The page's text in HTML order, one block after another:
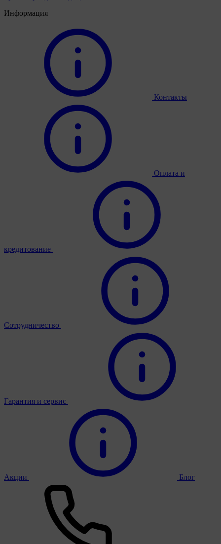
Информация
Контакты
Оплата и
кредитование
Сотрудничество
Гарантия и сервис
Акции Блог